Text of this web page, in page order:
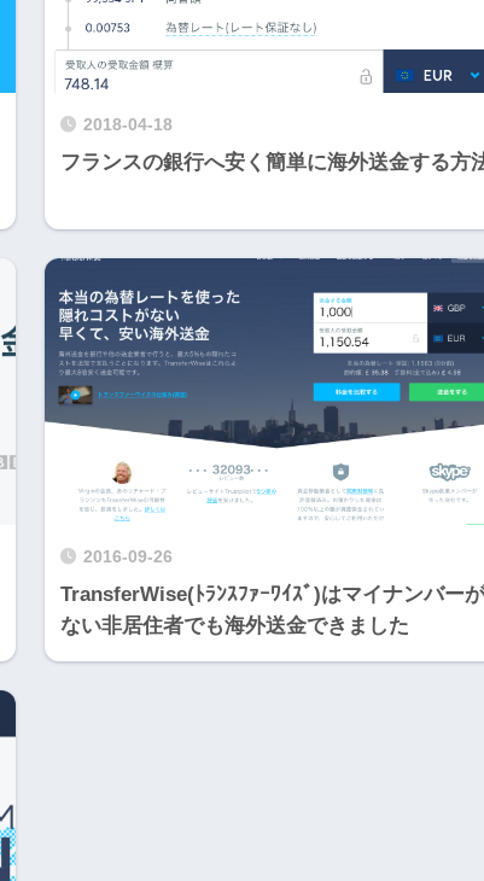
2018-04-18
フランスの銀行へ安く簡単に海外送金する方
2016-09-26
TransferWise(ﾄﾗﾝｽﾌｧｰﾜｲｽﾞ)はマイナンバーが
ない非居住者でも海外送金できました